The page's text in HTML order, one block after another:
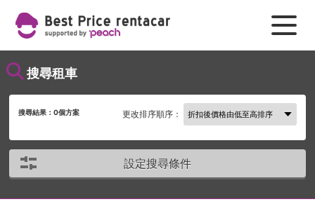
搜尋租車
搜尋結果：0個方案 更改排序順序：
設定搜尋條件